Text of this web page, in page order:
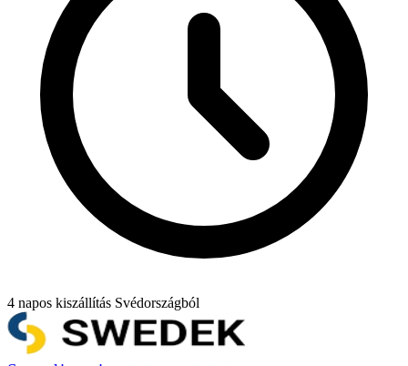
4 napos kiszállítás Svédországból